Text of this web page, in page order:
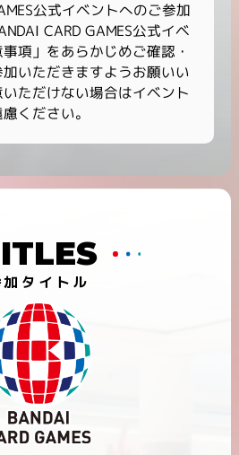
公式イベントへのご参加
CARD GAMES公式イベ
項」をあらかじめご確認・
いただきますようお願いい
ただけない場合はイベント
ください。
加タイトル